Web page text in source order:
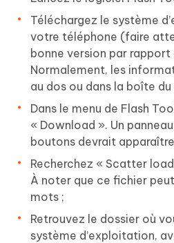
Téléchargez le système
votre téléphone (faire
bonne version par
Normalement, les
au dos ou dans la boîte
Dans le menu de Flash
« Download ». Un
boutons devrait
Recherchez « Scatter
À noter que ce fichier
mots ;
Retrouvez le dossier où
système d’exploitation,